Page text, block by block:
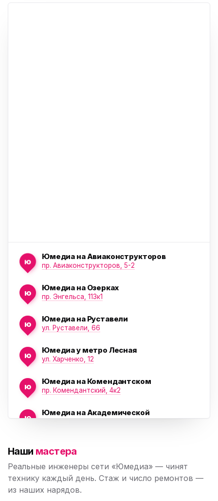
ю
Юмедиа на Авиаконструкторов
пр. Авиаконструкторов, 5-2
ю
Юмедиа на Озерках
пр. Энгельса, 113к1
ю
Юмедиа на Руставели
ул. Руставели, 66
ю
Юмедиа у метро Лесная
ул. Харченко, 12
ю
Юмедиа на Комендантском
пр. Комендантский, 4к2
ю
Юмедиа на Академической
ю Морская набережная, 35
ю
Юмедиа на Наставников
пр. Наставников 35
Наши мастера
Реальные инженеры сети «Юмедиа» — чинят
технику каждый день. Стаж и число ремонтов —
из наших нарядов.